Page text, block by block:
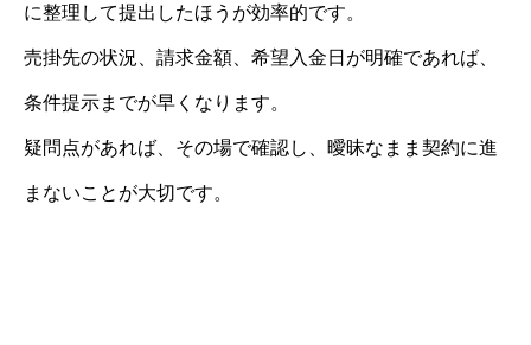
に整理して提出したほうが効率的です。
売掛先の状況、請求金額、希望入金日が明確であれば、
条件提示までが早くなります。
疑問点があれば、その場で確認し、曖昧なまま契約に進
まないことが大切です。